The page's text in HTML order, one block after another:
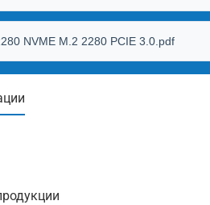
NVME M.2 2280 PCIE 3.0.pdf